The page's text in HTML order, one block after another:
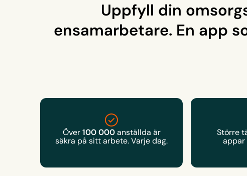
Uppfyll din
ensamarbetare. En app
Över 100 000anställda är
säkra på sitt arbete. Varje dag.
Större
appar